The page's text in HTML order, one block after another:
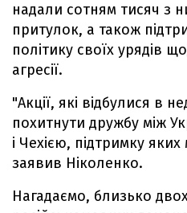
надали сотням тисяч з
притулок, а також
політику своїх урядів
агресії.
"Акції, які відбулися в
похитнути дружбу між
і Чехією, підтримку
заявив Ніколенко.
Нагадаємо, близько